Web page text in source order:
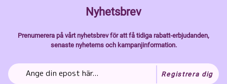
Nyhetsbrev
Prenumerera på vårt nyhetsbrev för att få tidiga rabatt-erbjudanden,
senaste nyheterns och kampanjinformation.
Registrera dig